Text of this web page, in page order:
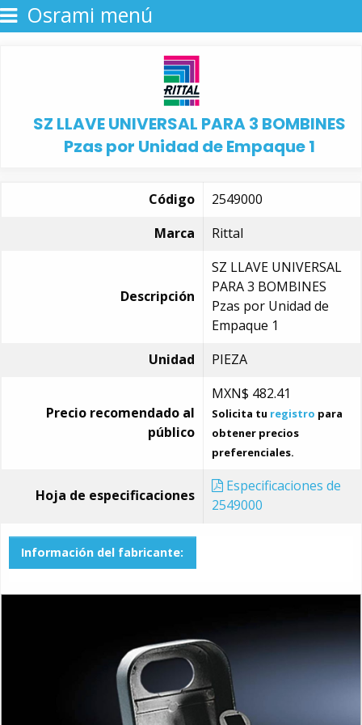
Osrami menú
SZ LLAVE UNIVERSAL PARA 3 BOMBINES
Pzas por Unidad de Empaque 1
Código
2549000
Marca
Rittal
Descripción
SZ LLAVE UNIVERSAL
PARA 3 BOMBINES
Pzas por Unidad de
Empaque 1
Unidad
PIEZA
Precio recomendado al
público
MXN$ 482.41
Solicita tu registro para
obtener precios
preferenciales.
Hoja de especificaciones
Especificaciones de
2549000
Información del fabricante: